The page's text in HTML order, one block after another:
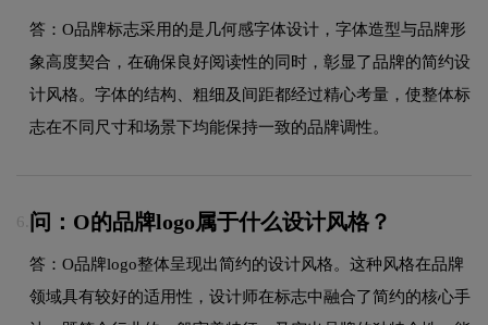
答：O品牌标志采用的是几何感字体设计，字体造型与品牌形
象高度契合，在确保良好阅读性的同时，彰显了品牌的简约设
计风格。字体的结构、粗细及间距都经过精心考量，使整体标
志在不同尺寸和场景下均能保持一致的品牌调性。
6. 问：O的品牌logo属于什么设计风格？
答：O品牌logo整体呈现出简约的设计风格。这种风格在品牌
领域具有较好的适用性，设计师在标志中融合了简约的核心手